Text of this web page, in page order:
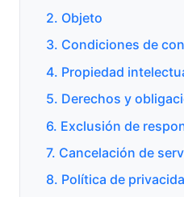
2. Objeto
3. Condiciones de
4. Propiedad
5. Derechos y
6. Exclusión de
7. Cancelación de
8. Política de